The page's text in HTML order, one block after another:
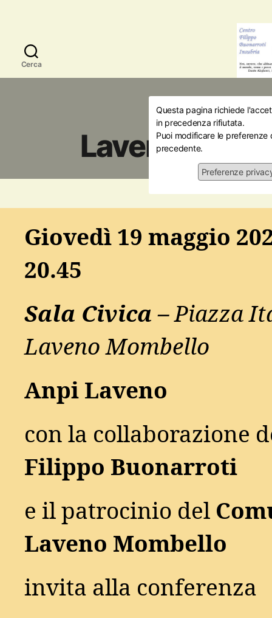
Cerca
Questa pagina richiede
in precedenza rifiutata.
Puoi modificare le
precedente.
Preferenze
Attualità
Laveno: La
19/
Giovedì 19 maggio
20.45
Sala Civica –Piazza
Laveno Mombello
Anpi Laveno
con la collaborazione
Filippo Buonarroti
e il patrocinio del
Laveno Mombello
invita alla conferenza